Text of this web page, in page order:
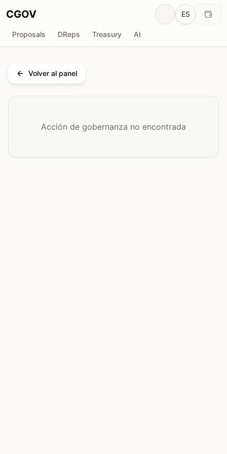
CGOV ES
Proposals DReps Treasury AI
Volver al panel
Acción de gobernanza no encontrada